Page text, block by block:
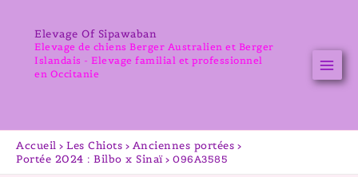
contenuElevage Of Sipawaban
Elevage de chiens Berger Australien et Berger
Islandais - Elevage familial et professionnel
en Occitanie
Accueil Les Chiots
Anciennes portées
Portée 2024 : Bilbo x Sinaï
096A3585